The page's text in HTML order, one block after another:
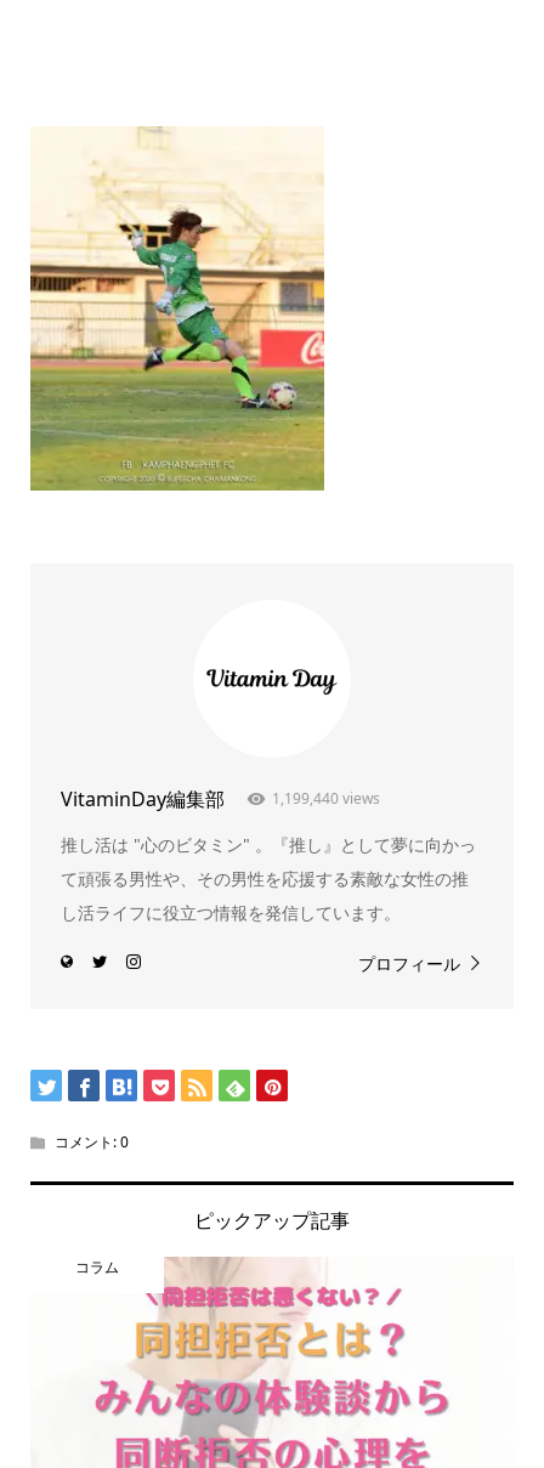
VitaminDay編集部 1,199,440 views
推し活は "心のビタミン" 。『推し』として夢に向かっ
て頑張る男性や、その男性を応援する素敵な女性の推
し活ライフに役立つ情報を発信しています。
プロフィール
コメント:0
ピックアップ記事
コラム